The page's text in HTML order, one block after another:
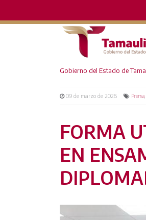
Gobierno del Estado de
09 de marzo de 2026 Prensa
FORMA
EN